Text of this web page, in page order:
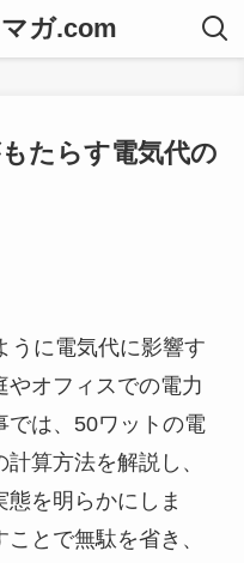
ガ.com
たらす電気代の
うに電気代に影響す
やオフィスでの電力
では、50ワットの電
算方法を解説し、
態を明らかにしま
とで無駄を省き、